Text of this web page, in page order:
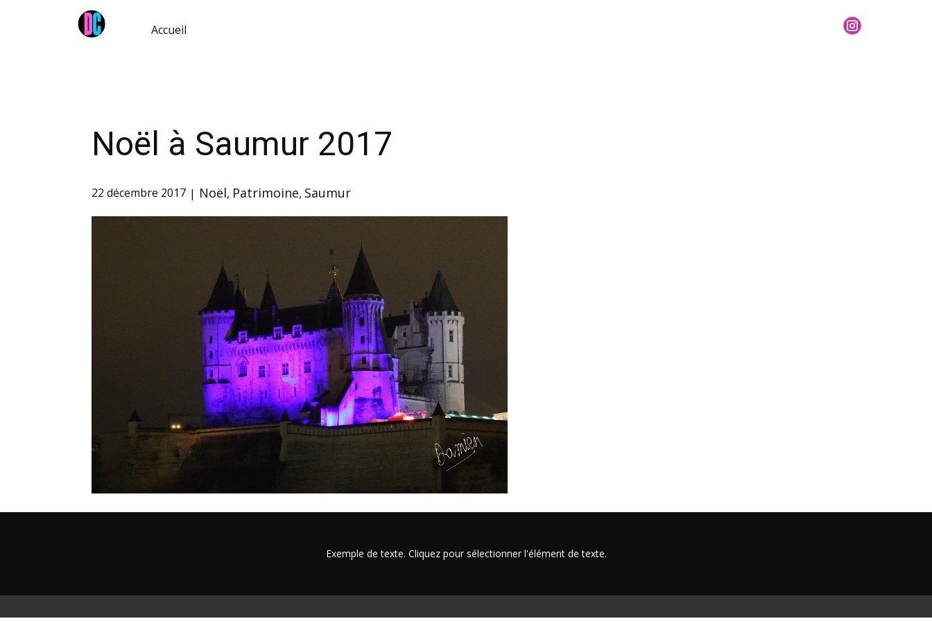
Accueil
Noël à Saumur 2017
22 décembre 2017 Noël, Patrimoine, Saumur
Exemple de texte. Cliquez pour sélectionner l'élément de texte.